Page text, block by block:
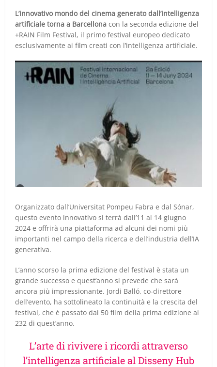
L’innovativo mondo del cinema generato dall’intelligenza
artificiale torna a Barcellona con la seconda edizione del
+RAIN Film Festival, il primo festival europeo dedicato
esclusivamente ai film creati con l’intelligenza artificiale.
Organizzato dall’Universitat Pompeu Fabra e dal Sónar,
questo evento innovativo si terrà dall’11 al 14 giugno
2024 e offrirà una piattaforma ad alcuni dei nomi più
importanti nel campo della ricerca e dell’industria dell’IA
generativa.
L’anno scorso la prima edizione del festival è stata un
grande successo e quest’anno si prevede che sarà
ancora più impressionante. Jordi Balló, co-direttore
dell’evento, ha sottolineato la continuità e la crescita del
festival, che è passato dai 50 film della prima edizione ai
232 di quest’anno.
L’arte di rivivere i ricordi attraverso
l’intelligenza artificiale al Disseny Hub